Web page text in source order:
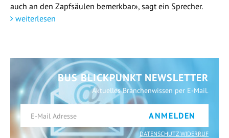
auch an den Zapfsäulen bemerkbar», sagt ein Sprecher.
weiterlesen
BUS BLICKPUNKT NEWSLETTER
Aktuelles Branchenwissen per E-Mail.
ANMELDEN
DATENSCHUTZ WIDERRUF